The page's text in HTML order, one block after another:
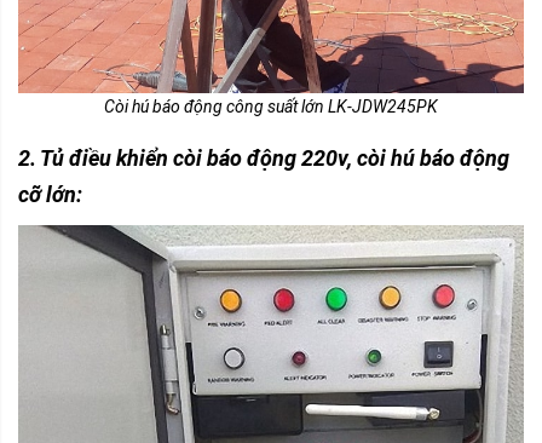
Còi hú báo động công suất lớn LK-JDW245PK
2. Tủ điều khiển còi báo động 220v, còi hú báo động
cỡ lớn: